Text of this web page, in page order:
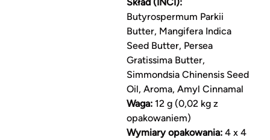
Skład (INCI):
Butyrospermum Parkii
Butter, Mangifera Indica
Seed Butter, Persea
Gratissima Butter,
Simmondsia Chinensis Seed
Oil, Aroma, Amyl Cinnamal
Waga:12 g (0,02 kg z
opakowaniem)
Wymiary opakowania:4 x 4